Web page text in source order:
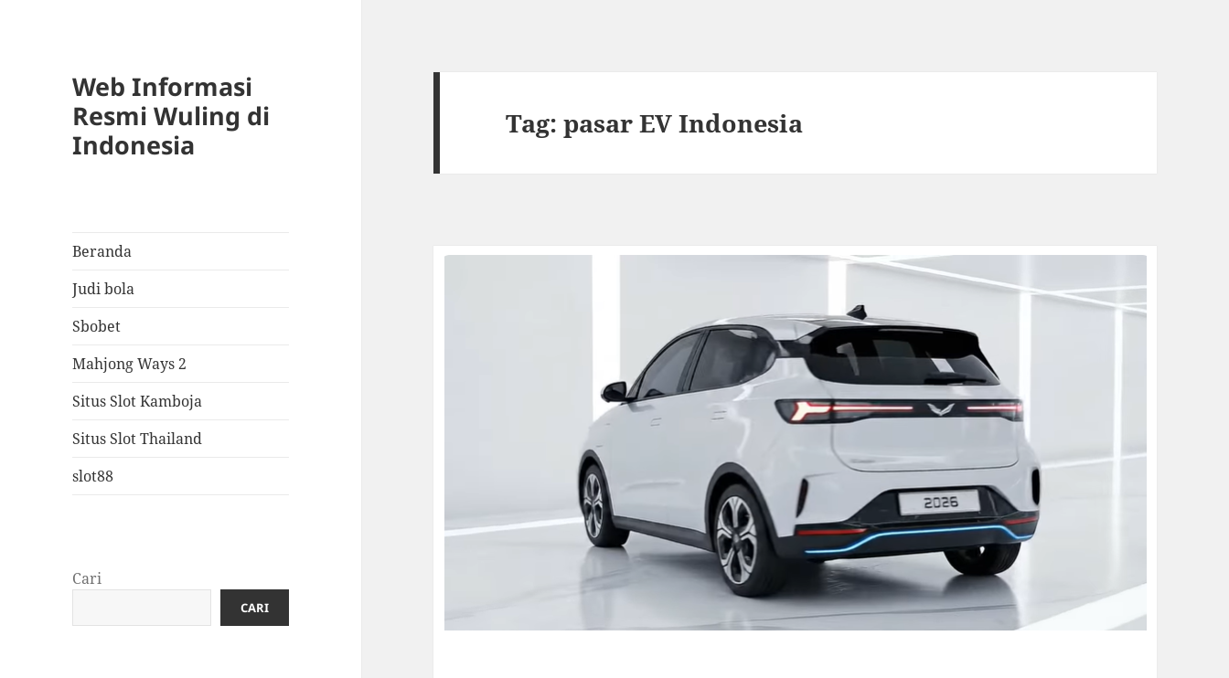
Web Informasi
Resmi Wuling di
Indonesia
Beranda
Judi bola
Sbobet
Mahjong Ways 2
Situs Slot Kamboja
Situs Slot Thailand
slot88
Cari
CARI
Tag:pasar EV Indonesia